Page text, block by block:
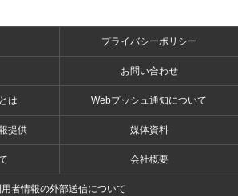
プライバシーポリシー
お問い合わせ
は Webプッシュ通知について
提供 媒体資料
会社概要
者情報の外部送信について